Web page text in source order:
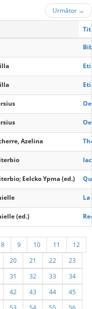
Următor →
Azelina
Eelcko Ypma (ed.)
(ed.)
8 9 10 11
12
20 21 22
23
31 32 33
34
42 43 44
45